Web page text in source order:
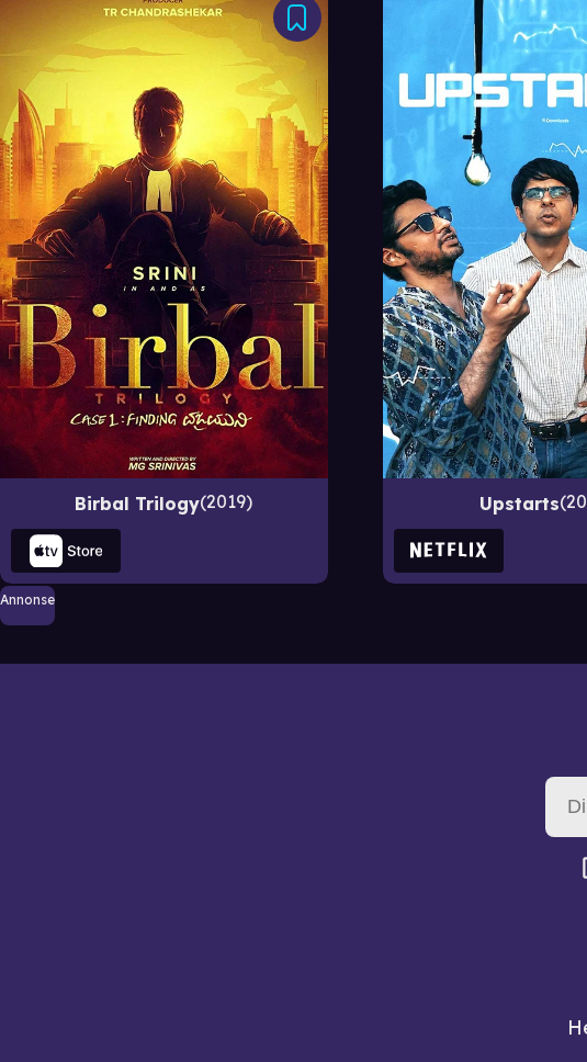
Birbal Trilogy 2019 Upstarts
Annonse